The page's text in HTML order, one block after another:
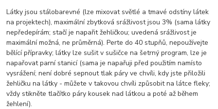
Látky jsou stálobarevné (lze mixovat světlé a tmavé odstíny látek
na projektech), maximální zbytková srážlivost jsou 3% (sama látky
nepředepírám; stačí je napařit žehličkou; uvedená srážlivost je
maximální možná, ne průměrná). Perte do 40 stupňů, nepoužívejte
bělící přípravky; látky lze sušit v sušičce na šetrný program, lze je
napařovat parní stanicí (sama je napařuji před použitím namísto
vysrážení; není dobré sepnout tlak páry ve chvíli, kdy jste přiložili
žehličku na látky - můžete v takovou chvíli způsobit na látce fleky;
vždy stikněte tlačítko páry kousek nad látkou a poté až během
žehlení).